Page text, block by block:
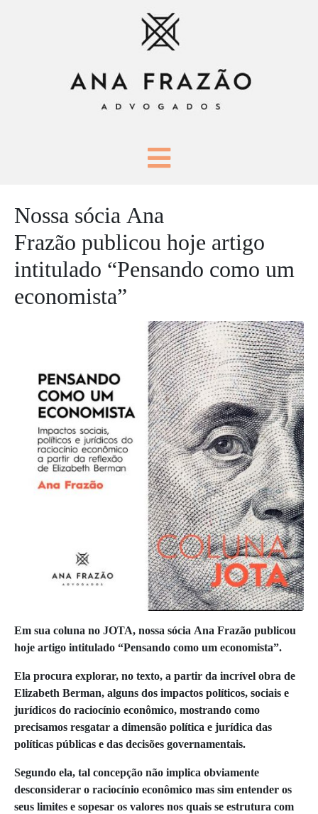
Nossa sócia Ana
Frazão publicou hoje artigo
intitulado “Pensando como um
economista”
Em sua coluna no JOTA, nossa sócia Ana Frazão publicou
hoje artigo intitulado “Pensando como um economista”.
Ela procura explorar, no texto, a partir da incrível obra de
Elizabeth Berman, alguns dos impactos políticos, sociais e
jurídicos do raciocínio econômico, mostrando como
precisamos resgatar a dimensão política e jurídica das
políticas públicas e das decisões governamentais.
Segundo ela, tal concepção não implica obviamente
desconsiderar o raciocínio econômico mas sim entender os
seus limites e sopesar os valores nos quais se estrutura com